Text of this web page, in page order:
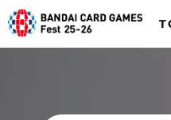
バトルスピ